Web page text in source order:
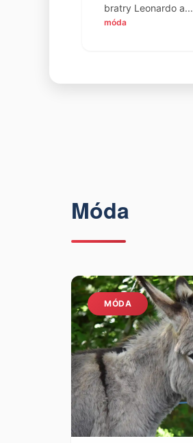
bratry Leonardo a...
móda
Móda
MÓDA